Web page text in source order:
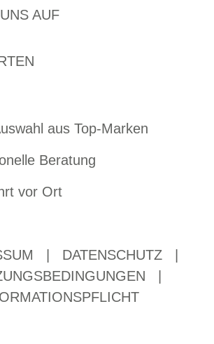
AUF
aus Top-Marken
Beratung
vor Ort
DATENSCHUTZ